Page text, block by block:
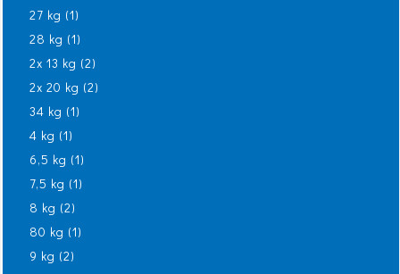
27 kg (1)
28 kg (1)
2x 13 kg (2)
2x 20 kg (2)
34 kg (1)
4 kg (1)
6,5 kg (1)
7,5 kg (1)
8 kg (2)
80 kg (1)
9 kg (2)